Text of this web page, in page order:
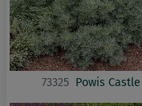
73325 Powis Castle